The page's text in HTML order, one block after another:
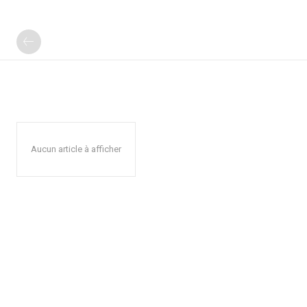
Aucun article à afficher